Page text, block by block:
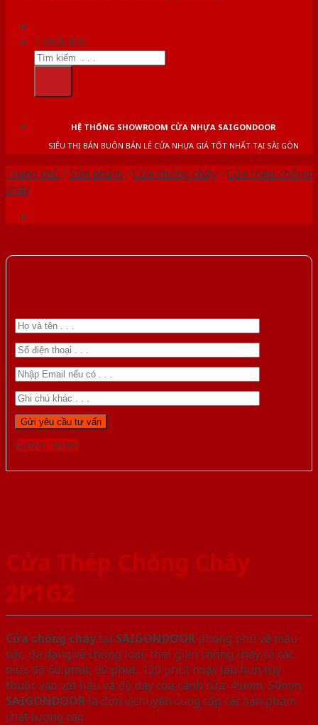
Tìm kiếm:
HỆ THỐNG SHOWROOM CỬA NHỰA SAIGONDOOR
SIÊU THỊ BÁN BUÔN BÁN LẺ CỬA NHỰA GIÁ TỐT NHẤT TẠI SÀI GÒN
Trang chủ /Sản phẩm /Cửa chống cháy/Cửa thép chống
cháy
Gọi 0976.169.864
Cửa Thép Chống Cháy
2P1G2
Cửa chống cháytại SAIGONDOOR phong phú về màu
sắc, đa dạng về chủng loại, thời gian chống cháy có các
mức độ 60 phút, 90 phút, 120 phút hoặc lâu hơn tùy
thuộc vào vật liệu và độ dày của cánh cửa: 45mm, 50mm.
SAIGONDOOR là đơn vị chuyên cung cấp các sản phẩm
chất lượng cao.